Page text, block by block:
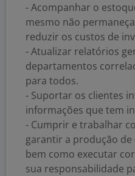
- Acompanhar o
mesmo não
reduzir os custos de
- Atualizar relatórios
departamentos
para todos.
- Suportar os clientes
informações que tem
- Cumprir e trabalhar
garantir a produção de
bem como executar
sua responsabilidade